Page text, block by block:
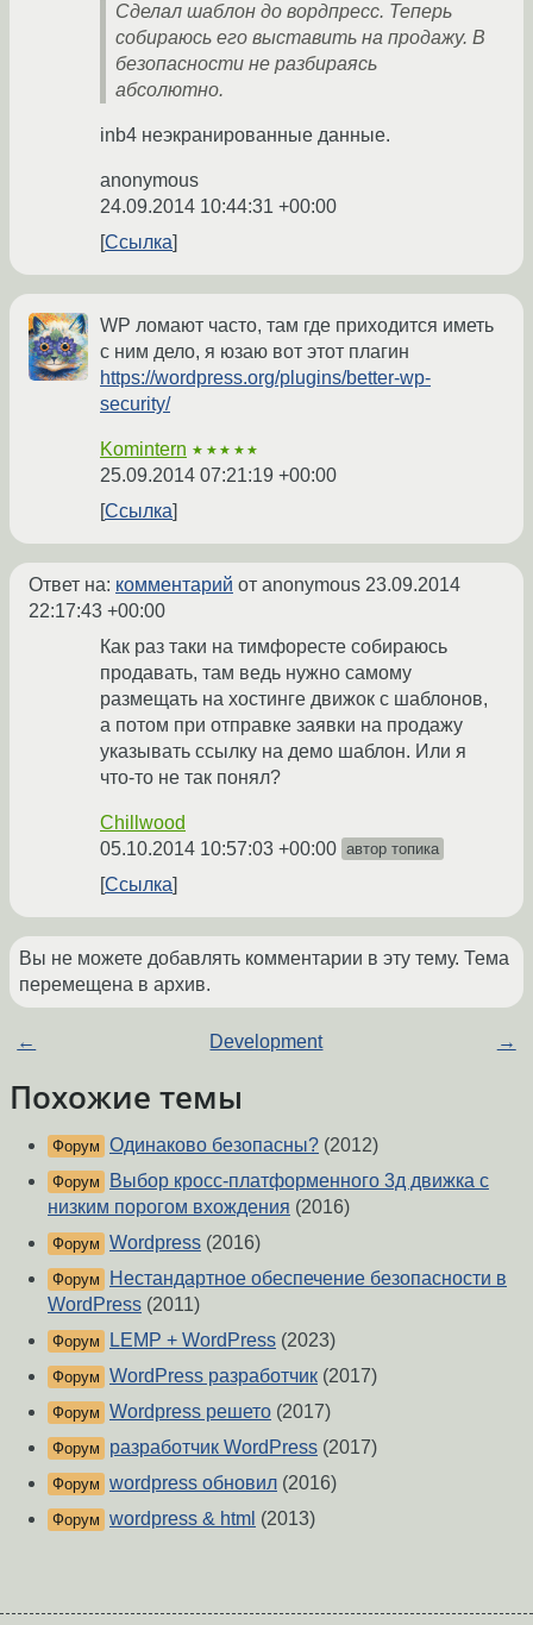
Сделал шаблон до вордпресс. Теперь
собираюсь его выставить на продажу. В
безопасности не разбираясь
абсолютно.
inb4 неэкранированные данные.
anonymous
24.09.2014 10:44:31 +00:00
Ссылка
WP ломают часто, там где приходится иметь
с ним дело, я юзаю вот этот плагин
https://wordpress.org/plugins/better-wp-
security/
Komintern ★★★★★
25.09.2014 07:21:19 +00:00
Ссылка
Ответ на: комментарий от anonymous 23.09.2014
22:17:43 +00:00
Как раз таки на тимфоресте собираюсь
продавать, там ведь нужно самому
размещать на хостинге движок с шаблонов,
а потом при отправке заявки на продажу
указывать ссылку на демо шаблон. Или я
что-то не так понял?
Chillwood
05.10.2014 10:57:03 +00:00 автор топика
Ссылка
Вы не можете добавлять комментарии в эту тему. Тема
перемещена в архив.
← Development →
Похожие темы
Форум Одинаково безопасны? (2012)
Форум
Выбор кросс-платформенного 3д движка с
низким порогом вхождения (2016)
Форум Wordpress (2016)
Форум
Нестандартное обеспечение безопасности в
WordPress (2011)
Форум LEMP + WordPress (2023)
Форум WordPress разработчик (2017)
Форум Wordpress решето (2017)
Форум разработчик WordPress (2017)
Форум wordpress обновил (2016)
Форум wordpress & html (2013)